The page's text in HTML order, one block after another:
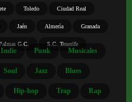
Toledo Ciudad Real
Jaén Almería Granada
G.C. S.C. Tenerife
Indie Punk Musicales
Soul Jazz Blues
Hip-hop Trap Rap